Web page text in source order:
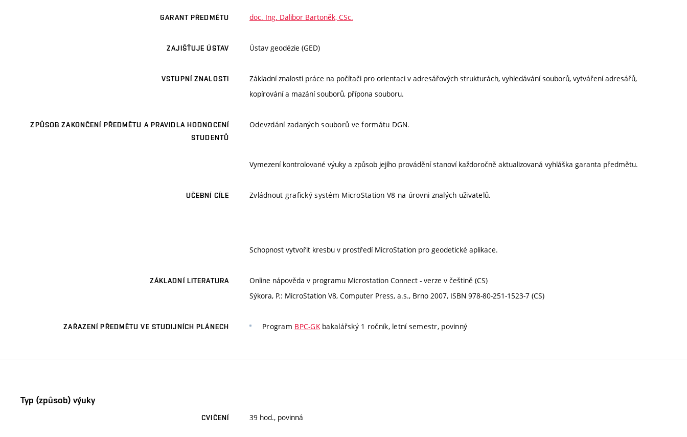
GARANT PŘEDMĚTU doc. Ing. Dalibor Bartoněk, CSc.
ZAJIŠŤUJE ÚSTAV Ústav geodézie (GED)
VSTUPNÍ ZNALOSTI
Základní znalosti práce na počítači pro orientaci v adresářových strukturách, vyhledávání souborů, vytváření adresářů,
kopírování a mazání souborů, přípona souboru.
ZPŮSOB ZAKONČENÍ PŘEDMĚTU A PRAVIDLA HODNOCENÍ
STUDENTŮ
Odevzdání zadaných souborů ve formátu DGN.
Vymezení kontrolované výuky a způsob jejího provádění stanoví každoročně aktualizovaná vyhláška garanta předmětu.
UČEBNÍ CÍLE Zvládnout grafický systém MicroStation V8 na úrovni znalých uživatelů.
Schopnost vytvořit kresbu v prostředí MicroStation pro geodetické aplikace.
ZÁKLADNÍ LITERATURA
Online nápověda v programu Microstation Connect - verze v češtině (CS)
Sýkora, P.: MicroStation V8, Computer Press, a.s., Brno 2007, ISBN 978-80-251-1523-7 (CS)
ZAŘAZENÍ PŘEDMĚTU VE STUDIJNÍCH PLÁNECH Program BPC-GKbakalářský 1 ročník, letní semestr, povinný
Typ (způsob) výuky
CVIČENÍ 39 hod., povinná